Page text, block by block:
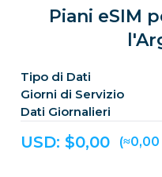
Piani eSIM
Tipo di Dati
Giorni di Servizio
Dati Giornalieri
USD: $0,00